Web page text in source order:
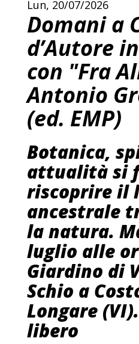
Lun, 20/07/2026
Domani a
d’Autore
con "Fra
Antonio
(ed. EMP)
Botanica,
attualità si
riscoprire il
ancestrale
la natura.
luglio alle
Giardino di
Schio a
Longare
libero